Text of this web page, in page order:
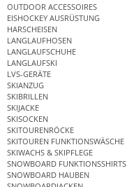
OUTDOOR ACCESSOIRES
EISHOCKEY AUSRÜSTUNG
HARSCHEISEN
LANGLAUFHOSEN
LANGLAUFSCHUHE
LANGLAUFSKI
LVS-GERÄTE
SKIANZUG
SKIBRILLEN
SKIJACKE
SKISOCKEN
SKITOURENRÖCKE
SKITOUREN FUNKTIONSWÄSCHE
SKIWACHS & SKIPFLEGE
SNOWBOARD FUNKTIONSSHIRTS
SNOWBOARD HAUBEN